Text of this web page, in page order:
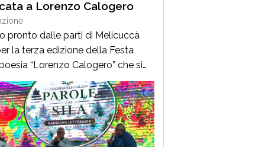
a Lorenzo Calogero
pronto dalle parti di Melicuccà
la terza edizione della Festa
“Lorenzo Calogero” che si
6 all’11 agosto. Dopo il successo
due edizioni, nel 2024 e nel
hanno portato nell’entroterra
autorevoli protagonisti della
italiana e internazionale, anche